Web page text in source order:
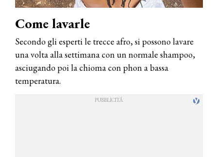
Come lavarle
Secondo gli esperti le trecce afro, si possono lavare
una volta alla settimana con un normale shampoo,
asciugando poi la chioma con phon a bassa
temperatura.